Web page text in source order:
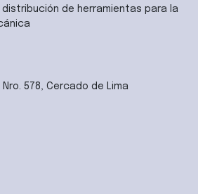
de herramientas para la
Nro. 578, Cercado de Lima